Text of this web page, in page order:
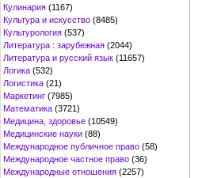
Кулинария (1167)
Культура и искусство (8485)
Культурология (537)
Литература : зарубежная (2044)
Литература и русский язык (11657)
Логика (532)
Логистика (21)
Маркетинг (7985)
Математика (3721)
Медицина, здоровье (10549)
Медицинские науки (88)
Международное публичное право (58)
Международное частное право (36)
Международные отношения (2257)